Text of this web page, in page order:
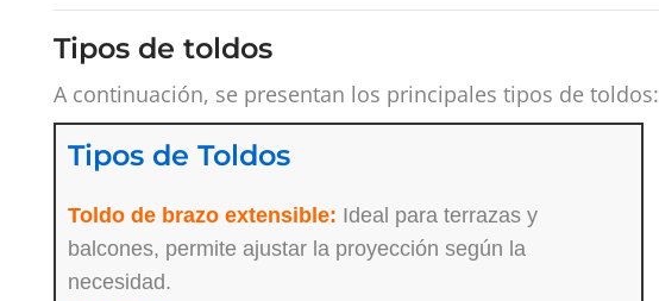
Tipos de toldos
A continuación, se presentan los principales tipos de toldos:
Tipos de Toldos
Toldo de brazo extensible: Ideal para terrazas y
balcones, permite ajustar la proyección según la
necesidad.